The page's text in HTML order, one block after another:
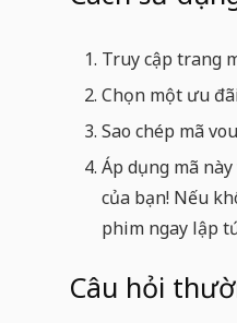
Truy cập trang
Chọn một ưu
Sao chép mã
Áp dụng mã
của bạn! Nếu
phim ngay lập
Câu hỏi